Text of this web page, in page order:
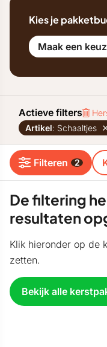
Kies je
Maak een
Actieve filters
Artikel: Schaaltjes
Filteren 2
De filtering
resultaten
Klik hieronder op de
zetten.
Bekijk alle